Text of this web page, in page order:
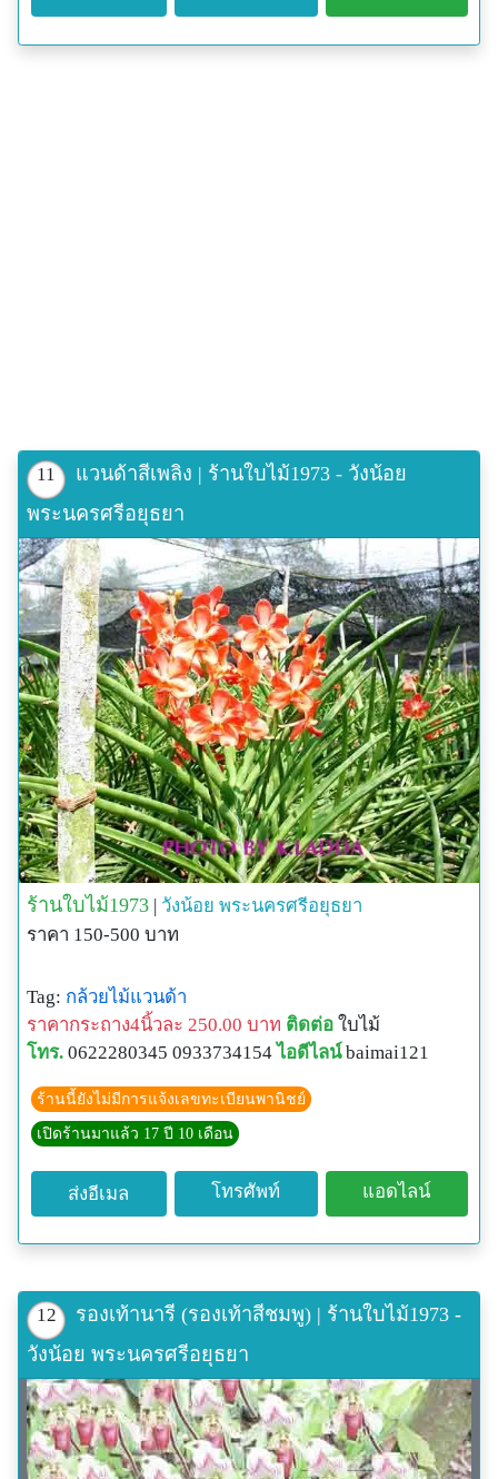
11
แวนด้าสีเพลิง | ร้านใบไม้1973 - วังน้อย
พระนครศรีอยุธยา
ร้านใบไม้1973 วังน้อย พระนครศรีอยุธยา
ราคา 150-500 บาท
Tag: กล้วยไม้แวนด้า
ราคากระถาง4นิ้วละ 250.00 บาท ติดต่อ ใบไม้
โทร. 0622280345 0933734154 ไอดีไลน์ baimai121
ร้านนี้ยังไม่มีการแจ้งเลขทะเบียนพานิชย์
เปิดร้านมาแล้ว 17 ปี 10 เดือน
ส่งอีเมล โทรศัพท์ แอดไลน์
12
รองเท้านารี (รองเท้าสีชมพู) | ร้านใบไม้1973 -
วังน้อย พระนครศรีอยุธยา